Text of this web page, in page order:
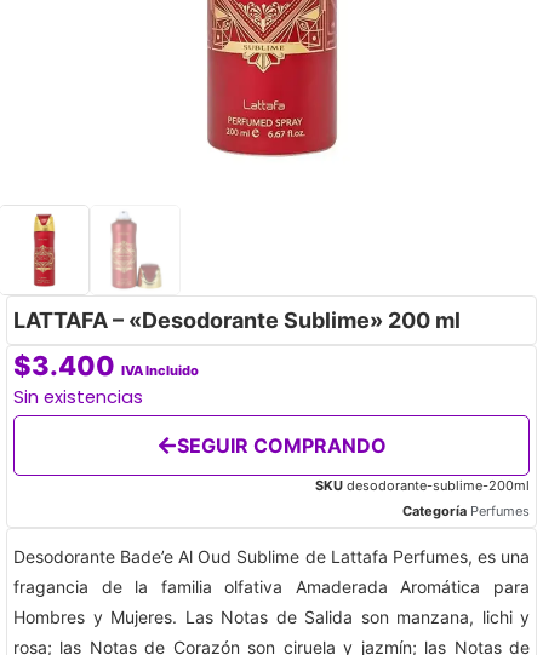
LATTAFA – «Desodorante Sublime» 200 ml
$3.400 IVA Incluido
Sin existencias
SEGUIR COMPRANDO
SKU desodorante-sublime-200ml
Categoría Perfumes
Desodorante Bade’e Al Oud Sublime de Lattafa Perfumes, es una
fragancia de la familia olfativa Amaderada Aromática para
Hombres y Mujeres. Las Notas de Salida son manzana, lichi y
rosa; las Notas de Corazón son ciruela y jazmín; las Notas de